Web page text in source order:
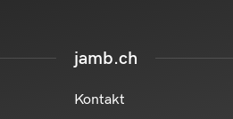
jamb.ch
Kontakt